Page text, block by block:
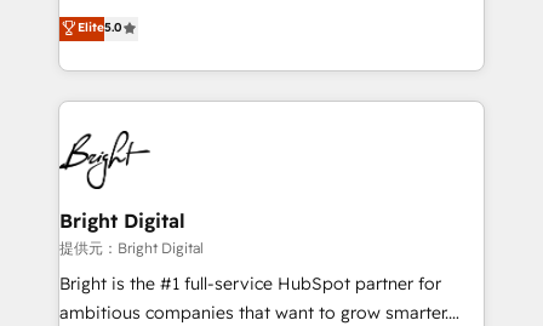
Growth-Driven Design Agency of the Year 🏆2016
Sales Enablement HubSpot Impact Award 🏆2015
HubSpot COS Performance Award 🏆2014 HubSpot
COS Design Award 🏆2013 HubSpot Marketplace
Partner 📆Founded in 1997
and nonprofits — to streamline operations, scale
revenue, and unlock the full potential of HubSpot.
With deep technical and industry expertise, we fuse
automation, integration, and AI innovation to deliver
lasting impact. We specialize in: • Turnkey and end-
to-end HubSpot implementations • Onboarding for
Sales, Service, Marketing & Content Hubs • AI voice
and chat agents, predictive automation, and smart
workflows • Salesforce + HubSpot integration •
RevOps and AI-driven sales enablement • Website
design and CMS development • ERP integration: SAP,
Elite5.0
Bright Digital
提供元：Bright Digital
Bright is the #1 full-service HubSpot partner for
ambitious companies that want to grow smarter.